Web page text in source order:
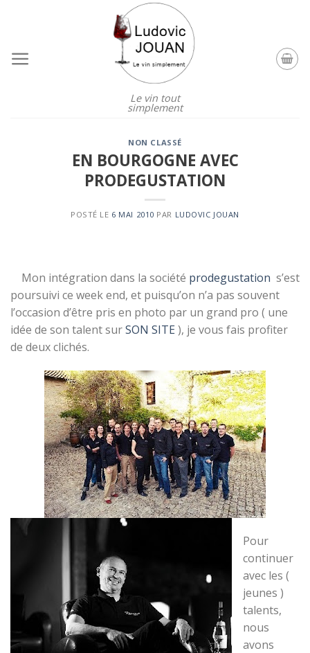
Le vin tout
simplement
NON CLASSÉ
EN BOURGOGNE AVEC
PRODEGUSTATION
POSTÉ LE 6 MAI 2010 PAR LUDOVIC JOUAN
Mon intégration dans la société prodegustation s’est
poursuivi ce week end, et puisqu’on n’a pas souvent
l’occasion d’être pris en photo par un grand pro ( une
idée de son talent surSON SITE ), je vous fais profiter
de deux clichés.
Pour
continuer
avec les (
jeunes )
talents,
nous
avons